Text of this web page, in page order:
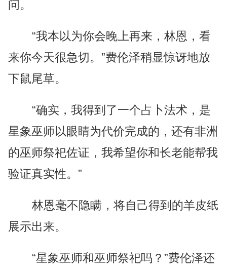
问。
“我本以为你会晚上再来，林恩，看
来你今天很急切。”费伦泽稍显惊讶地放
下鼠尾草。
“确实，我得到了一个占卜法术，是
星象巫师以眼睛为代价完成的，还有非洲
的巫师祭祀佐证，我希望你和长老能帮我
验证真实性。”
林恩毫不隐瞒，将自己得到的羊皮纸
展示出来。
“星象巫师和巫师祭祀吗？”费伦泽还